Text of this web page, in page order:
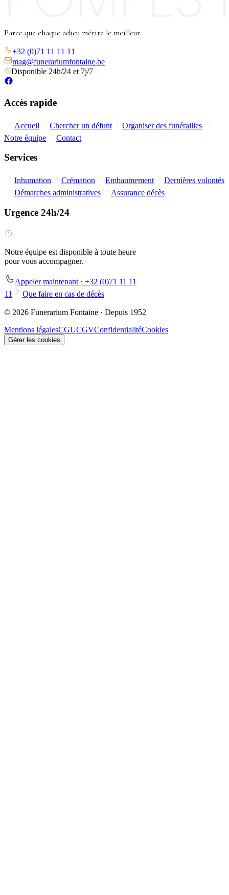
Parce que chaque adieu mérite le meilleur.
+32 (0)71 11 11 11
mag@funerariumfontaine.be
Disponible 24h/24 et 7j/7
Accès rapide
Accueil Chercher un défunt
Organiser des funérailles
Notre équipe
Contact
Services
Inhumation Crémation Embaumement
Dernières volontés
Démarches administratives
Assurance décès
Urgence 24h/24
Notre équipe est disponible à toute heure
pour vous accompagner.
Appeler maintenant · +32 (0)71 11 11
11
Que faire en cas de décès
© 2026 Funerarium Fontaine · Depuis 1952
Mentions légalesCGUCGVConfidentialitéCookies
Gérer les cookies